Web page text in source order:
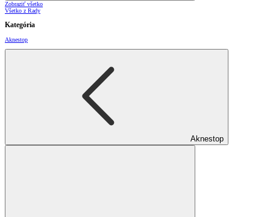
Zobraziť všetko
Všetko z Rady
Kategória
Aknestop
Aknestop